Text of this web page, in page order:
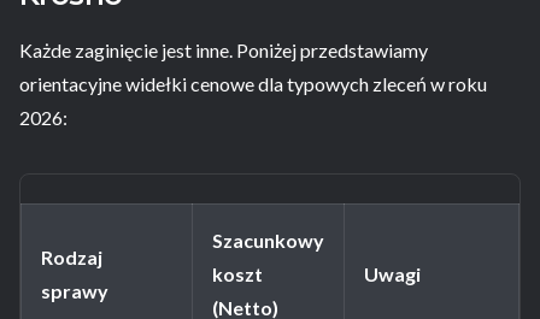
Każde zaginięcie jest inne. Poniżej przedstawiamy
orientacyjne widełki cenowe dla typowych zleceń w roku
2026:
Rodzaj
sprawy
Szacunkowy
koszt
(Netto)
Uwagi